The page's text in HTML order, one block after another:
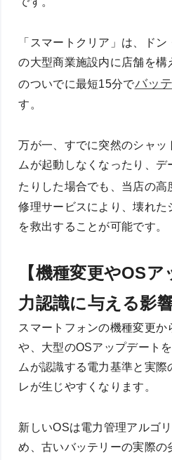
「スマートクリア」は、ド
の大型商業施設内に店舗を構
のついでに最短15分でバッ
す。
万が一、すでに突然のシャッ
ムが起動しなくなったり、デ
たりした場合でも、当店の高
修理サービスにより、壊れた
を救出することが可能です。
【機種変更やOS
力認識に与える影響
スマートフォンの機種変更か
や、大型のOSアップデート
ムが認識する電力基準と実
レが生じやすくなります。
新しいOSは電力管理アルゴ
め、古いバッテリーの実際の